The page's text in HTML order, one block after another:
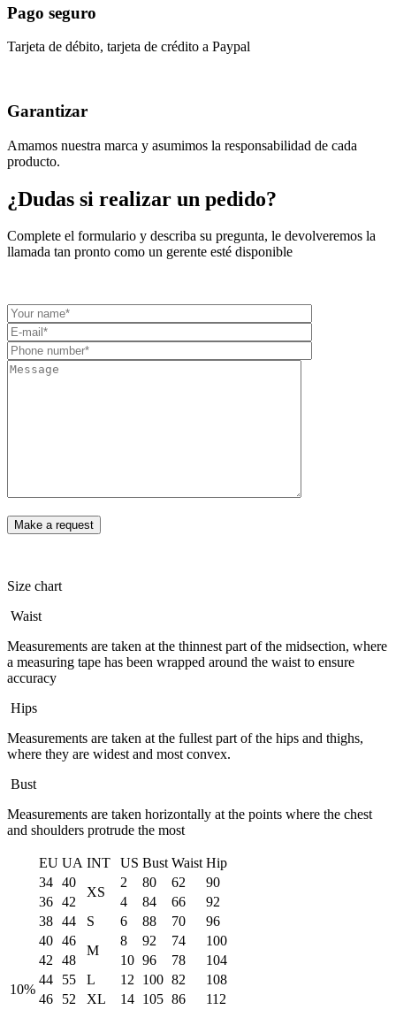
Pago seguro
Tarjeta de débito, tarjeta de crédito a Paypal
Garantizar
Amamos nuestra marca y asumimos la responsabilidad de cada
producto.
¿Dudas si realizar un pedido?
Complete el formulario y describa su pregunta, le devolveremos la
llamada tan pronto como un gerente esté disponible
Size chart
Waist
Measurements are taken at the thinnest part of the midsection, where
a measuring tape has been wrapped around the waist to ensure
accuracy
Hips
Measurements are taken at the fullest part of the hips and thighs,
where they are widest and most convex.
Bust
Measurements are taken horizontally at the points where the chest
and shoulders protrude the most
EU UA INT US Bust Waist Hip
34 40
XS
2 80 62
90
36 42 4 84 66
92
38 44 S 6 88 70
96
40 46
M
8 92 74
100
42 48 10 96 78
104
10%
44 55 L 12 100 82
108
46
52 XL 14 105 86
112